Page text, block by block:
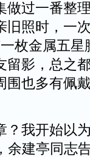
过一番整
旧照时，一
枚金属五星
留影，总之
围也多有佩
我开始以
余建亭同志